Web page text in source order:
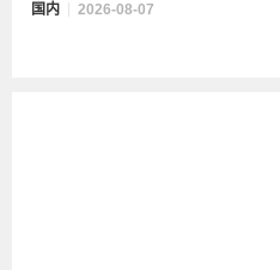
国内 2026-08-07